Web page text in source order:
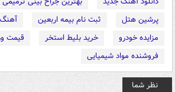
پرشین هتل
ثبت نام بیمه اربعین
مزایده خودرو
خرید بلیط استخر
قیمت
فروشنده مواد شیمیایی
نظر شما